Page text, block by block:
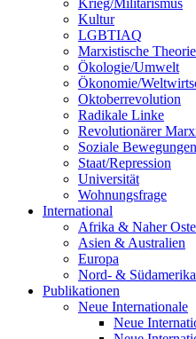
Krieg/Militarismus
Kultur
LGBTIAQ
Marxistische Theorie
Ökologie/Umwelt
Ökonomie/
Oktoberrevolution
Radikale Linke
Revolutionärer
Soziale Bewegungen
Staat/Repression
Universität
Wohnungsfrage
International
Afrika & Naher
Asien & Australien
Europa
Nord- & Südamerika
Publikationen
Neue Internationale
Neue